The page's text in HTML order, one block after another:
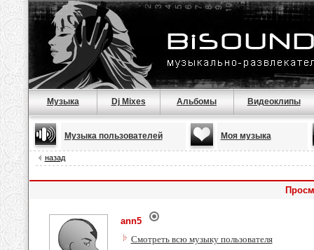
Музыка Dj Mixes Альбомы Видеоклипы
Музыка пользователей Моя музыка
назад
ann5
Смотреть всю музыку пользователя